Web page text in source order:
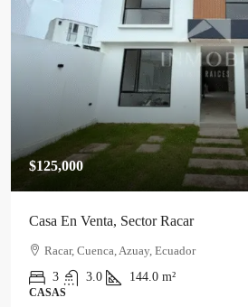
$125,000
Casa En Venta, Sector Racar
Racar, Cuenca, Azuay, Ecuador
3
3.0 144.0 m²
CASAS